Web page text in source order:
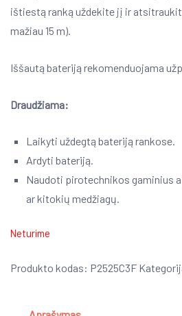
ištiestą ranką uždekite jį ir
mažiau 15 m).
Iššautą bateriją rekomenduojama
Draudžiama:
Laikyti uždegtą bateriją rankose.
Ardyti bateriją.
Naudoti pirotechnikos gaminius
ar kitokių medžiagų.
Neturime
Produkto kodas: P2525C3F